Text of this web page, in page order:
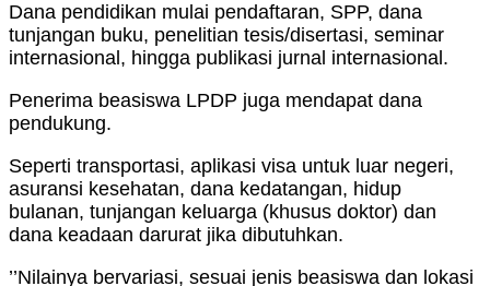
Dana pendidikan mulai pendaftaran, SPP, dana
tunjangan buku, penelitian tesis/disertasi, seminar
internasional, hingga publikasi jurnal internasional.
Penerima beasiswa LPDP juga mendapat dana
pendukung.
Seperti transportasi, aplikasi visa untuk luar negeri,
asuransi kesehatan, dana kedatangan, hidup
bulanan, tunjangan keluarga (khusus doktor) dan
dana keadaan darurat jika dibutuhkan.
’’Nilainya bervariasi, sesuai jenis beasiswa dan lokasi